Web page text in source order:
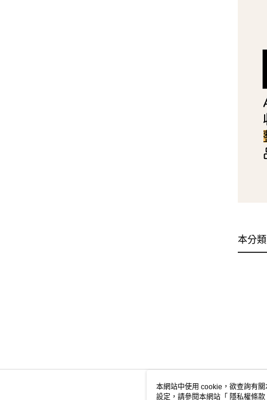
本分
本網站中使用 cookie，欲查詢有
設定，請參閱本網站「 隱私權條款